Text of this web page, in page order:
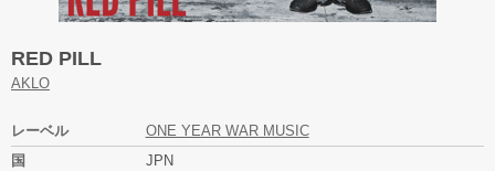
RED PILL
AKLO
レーベル
ONE YEAR WAR MUSIC
国
JPN